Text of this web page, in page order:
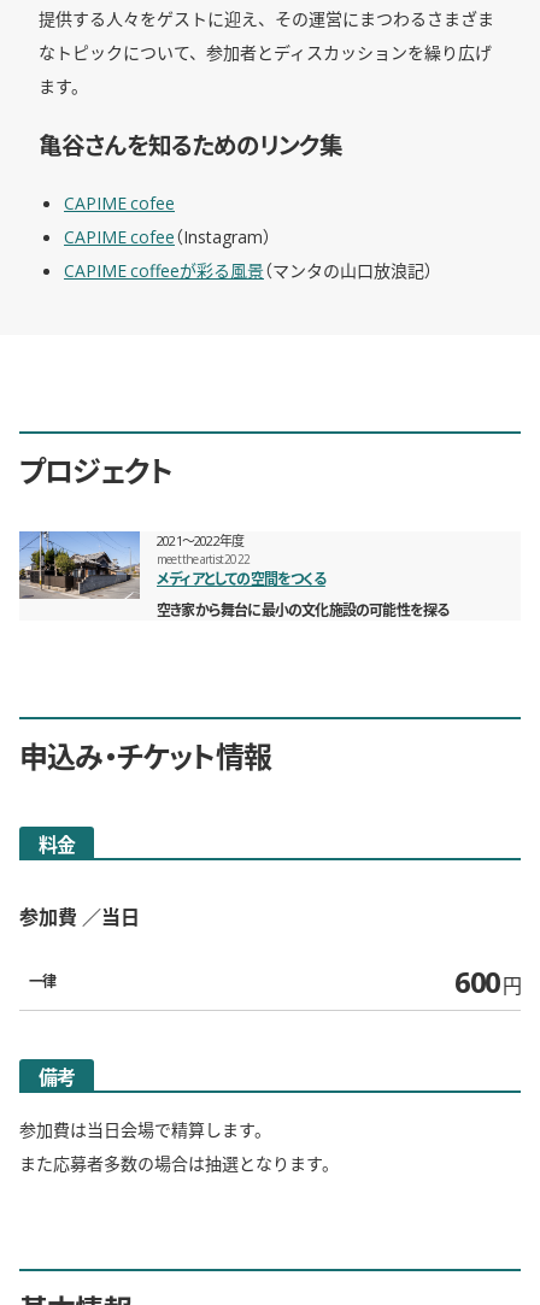
提供する人々をゲストに迎え、その運営にまつわるさまざま
なトピックについて、参加者とディスカッションを繰り広げ
ます。
亀谷さんを知るためのリンク集
CAPIME cofee
CAPIME cofee（Instagram）
CAPIME coffeeが彩る風景（マンタの山口放浪記）
プロジェクト
2021〜2022年度
meet the artist 2022
メディアとしての空間をつくる
空き家から舞台に最小の文化施設の可能性を探る
申込み・チケット情報
料金
参加費 当日
一律 600円
備考
参加費は当日会場で精算します。
また応募者多数の場合は抽選となります。